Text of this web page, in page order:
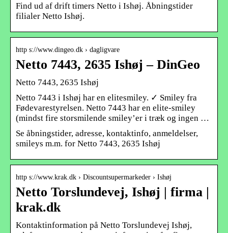
Find ud af drift timers Netto i Ishøj. Åbningstider
filialer Netto Ishøj.
http s://www.dingeo.dk › dagligvare
Netto 7443, 2635 Ishøj – DinGeo
Netto 7443, 2635 Ishøj
Netto 7443 i Ishøj har en elitesmiley. ✓ Smiley fra
Fødevarestyrelsen. Netto 7443 har en elite-smiley
(mindst fire storsmilende smiley’er i træk og ingen …
Se åbningstider, adresse, kontaktinfo, anmeldelser,
smileys m.m. for Netto 7443, 2635 Ishøj
http s://www.krak.dk › Discountsupermarkeder › Ishøj
Netto Torslundevej, Ishøj | firma |
krak.dk
Kontaktinformation på Netto Torslundevej Ishøj,